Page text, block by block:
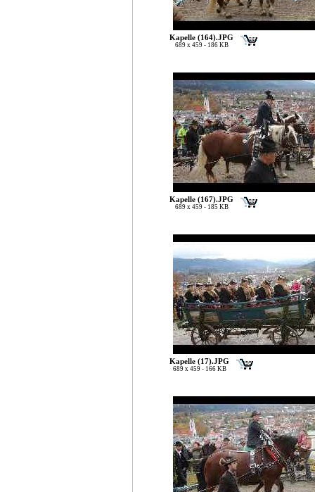
Kapelle (164).JPG
689 x 459 - 186 KB
Kapelle (167).JPG
689 x 459 - 185 KB
Kapelle (17).JPG
689 x 459 - 166 KB